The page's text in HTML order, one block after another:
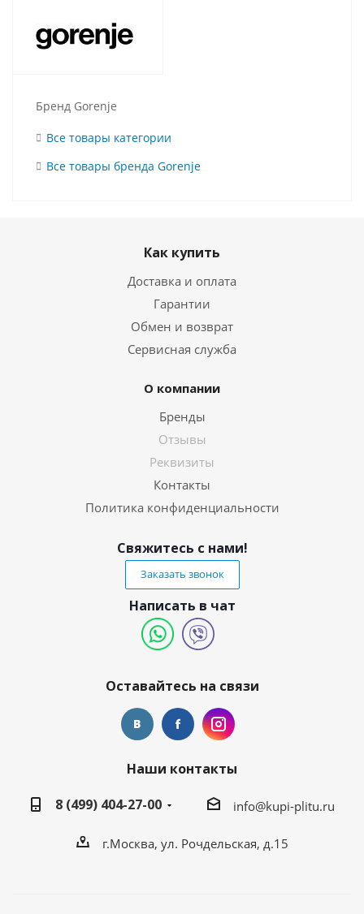
Бренд Gorenje
Все товары категории
Все товары бренда Gorenje
Как купить
Доставка и оплата
Гарантии
Обмен и возврат
Сервисная служба
О компании
Бренды
Отзывы
Реквизиты
Контакты
Политика конфиденциальности
Свяжитесь с нами!
Заказать звонок
Написать в чат
Оставайтесь на связи
Наши контакты
8 (499) 404-27-00
info@kupi-plitu.ru
г.Москва, ул. Рочдельская, д.15